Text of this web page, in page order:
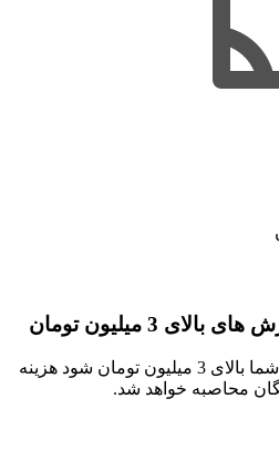
3 میلیون تومان
چنان چه جمع صورت حساب شما بالای 3 میلیون تومان شود هزینه
محاصبه خواهد شد.